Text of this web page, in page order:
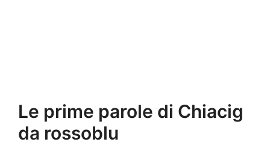
Le prime parole di Chiacig
da rossoblu